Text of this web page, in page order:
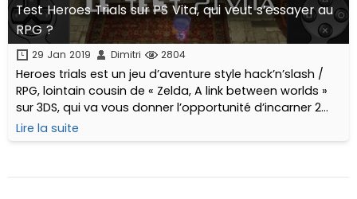
Test Heroes Trials sur PS Vita, qui veut s’essayer au
RPG ?
29 Jan 2019 Dimitri 2804
Heroes trials est un jeu d’aventure style hack’n’slash /
RPG, lointain cousin de « Zelda, A link between worlds »
sur 3DS, qui va vous donner l’opportunité d’incarner 2
jeunes personnages, étudiants en magie, dans des
contrées verdoyantes remplies de vilaines créatures.
Lire la suite